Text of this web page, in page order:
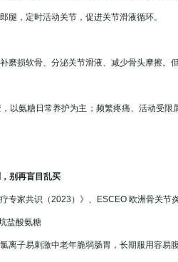
，定时活动关节，促进关节滑液循环。
损软骨、分泌关节滑液、减少骨头摩擦。
氨糖日常养护为主；频繁疼痛、活动受限
别再盲目乱买
家共识（2023）》、ESCEO 欧洲骨关节
盐酸氨糖
子易刺激中老年脆弱肠胃，长期服用容易